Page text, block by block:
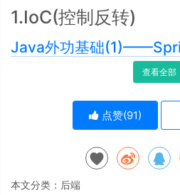
1.IoC(控制反转)
Java外功基础
查看全部
点赞(91)
本文分类： 后端